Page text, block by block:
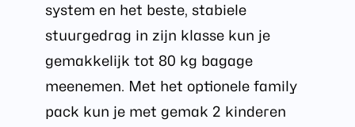
system en het beste, stabiele
stuurgedrag in zijn klasse kun je
gemakkelijk tot 80 kg bagage
meenemen. Met het optionele family
pack kun je met gemak 2 kinderen